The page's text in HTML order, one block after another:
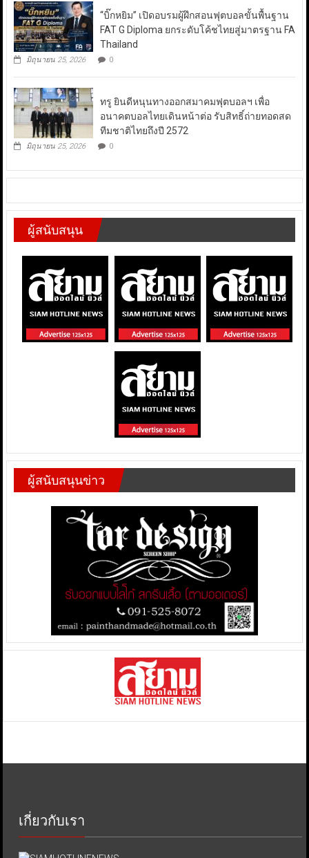
“บิ๊กหยิม” เปิดอบรมผู้ฝึกสอนฟุตบอลขั้นพื้นฐาน
FAT G Diploma ยกระดับโค้ชไทยสู่มาตรฐาน FA
Thailand
มิถุนายน 25, 2026 0
ทรู ยินดีหนุนทางออกสมาคมฟุตบอลฯ เพื่อ
อนาคตบอลไทยเดินหน้าต่อ รับสิทธิ์ถ่ายทอดสด
ทีมชาติไทยถึงปี 2572
มิถุนายน 25, 2026 0
ผู้สนับสนุน
ผู้สนับสนุนข่าว
เกี่ยวกับเรา